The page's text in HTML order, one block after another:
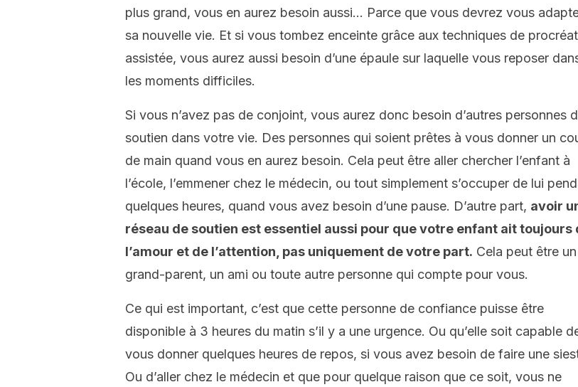
plus grand, vous en aurez besoin aussi… Parce que vous devrez vous
sa nouvelle vie. Et si vous tombez enceinte grâce aux techniques de
assistée, vous aurez aussi besoin d’une épaule sur laquelle vous reposer
les moments difficiles.
Si vous n’avez pas de conjoint, vous aurez donc besoin d’autres personnes
soutien dans votre vie. Des personnes qui soient prêtes à vous donner un
de main quand vous en aurez besoin. Cela peut être aller chercher l’enfant à
l’école, l’emmener chez le médecin, ou tout simplement s’occuper de lui
quelques heures, quand vous avez besoin d’une pause. D’autre part, avoir
réseau de soutien est essentiel aussi pour que votre enfant ait toujours
l’amour et de l’attention, pas uniquement de votre part. Cela peut être un
grand-parent, un ami ou toute autre personne qui compte pour vous.
Ce qui est important, c’est que cette personne de confiance puisse être
disponible à 3 heures du matin s’il y a une urgence. Ou qu’elle soit capable
vous donner quelques heures de repos, si vous avez besoin de faire une
Ou d’aller chez le médecin et que pour quelque raison que ce soit, vous ne